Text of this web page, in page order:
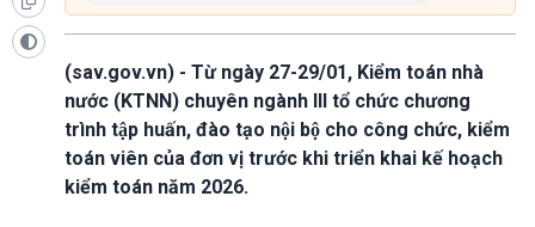
(sav.gov.vn) - Từ ngày 27-29/01, Kiểm toán nhà
nước (KTNN) chuyên ngành III tổ chức chương
trình tập huấn, đào tạo nội bộ cho công chức, kiểm
toán viên của đơn vị trước khi triển khai kế hoạch
kiểm toán năm 2026.